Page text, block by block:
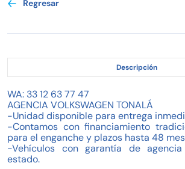
Regresar
Descripción
WA: 33 12 63 77 47
AGENCIA VOLKSWAGEN TONALÁ
-Unidad disponible para entrega
-Contamos con financiamiento
para el enganche y plazos hasta 48
-Vehículos con garantía de
estado.